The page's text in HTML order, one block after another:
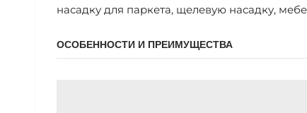
насадку для паркета, щелевую насадку,
ОСОБЕННОСТИ И ПРЕИМУЩЕСТВА